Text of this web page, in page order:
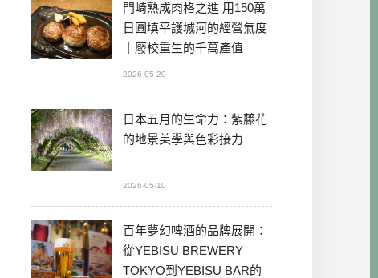
門崎熟成肉格之進 用150萬
日圓填平護城河的經營氣度
｜廢校重生的千萬產值
2026-05-20
日本五月的生命力：紫藤花
的地景美學與色彩接力
2026-05-10
百年夢幻啤酒的品牌展開：
從YEBISU BREWERY
TOKYO到YEBISU BAR的